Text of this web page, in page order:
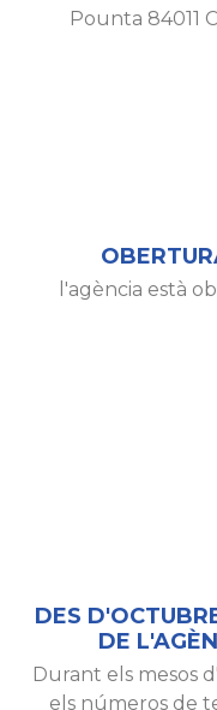
Pounta 84011
l'agència està
DES
DE
Durant els mesos
els números de